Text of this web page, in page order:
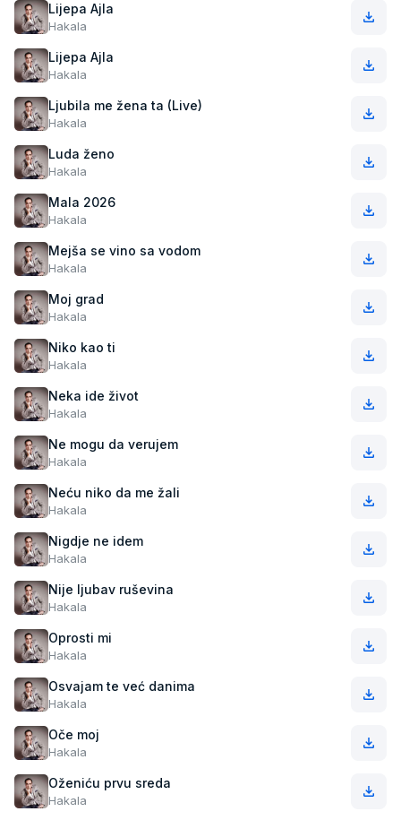
Lijepa Ajla
Hakala
Lijepa Ajla
Hakala
Ljubila me žena ta (Live)
Hakala
Luda ženo
Hakala
Mala 2026
Hakala
Mejša se vino sa vodom
Hakala
Moj grad
Hakala
Niko kao ti
Hakala
Neka ide život
Hakala
Ne mogu da verujem
Hakala
Neću niko da me žali
Hakala
Nigdje ne idem
Hakala
Nije ljubav ruševina
Hakala
Oprosti mi
Hakala
Osvajam te već danima
Hakala
Oče moj
Hakala
Oženiću prvu sreda
Hakala